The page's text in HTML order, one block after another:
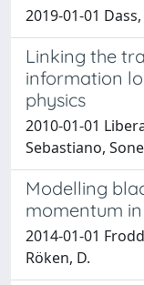
2019-01-01
Linking the
information
physics
2010-01-01
Sebastiano,
Modelling
momentum
2014-01-01
Röken, D.